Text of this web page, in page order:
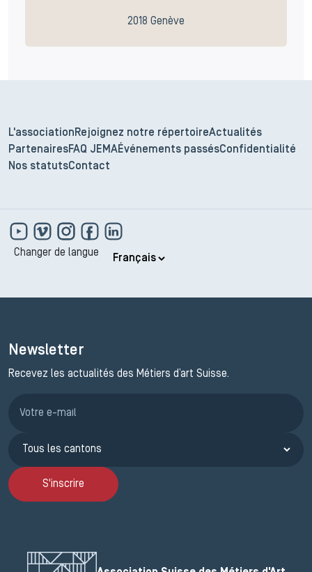
2018 Genève
L'association Rejoignez notre répertoireActualités
PartenairesFAQ JEMAÉvénements passésConfidentialité
Nos statutsContact
Changer de langue
Newsletter
Recevez les actualités des Métiers d’art Suisse.
S'inscrire